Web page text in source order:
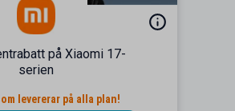
på Xiaomi 17-
serien
levererar på alla plan!